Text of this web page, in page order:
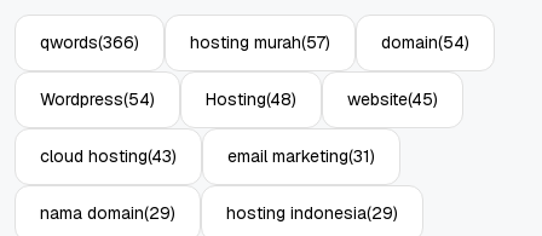
qwords(366) hosting murah(57) domain(54)
Wordpress(54) Hosting(48) website(45)
cloud hosting(43) email marketing(31)
nama domain(29) hosting indonesia(29)